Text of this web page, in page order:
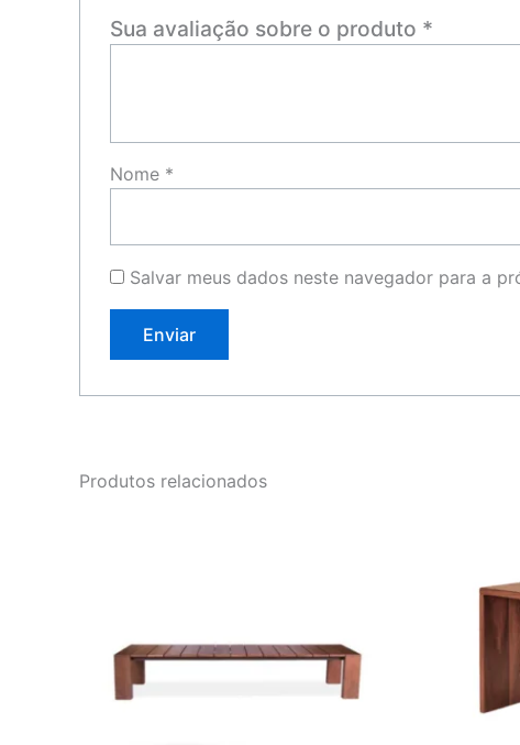
Sua avaliação sobre o produto *
Nome *
Salvar meus dados neste navegador para a
Produtos relacionados